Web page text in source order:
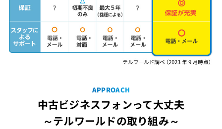
APPROACH
中古ビジネスフォンって大丈夫
～テルワールドの取り組み～